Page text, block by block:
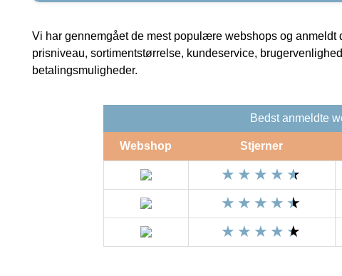
Vi har gennemgået de mest populære webshops og anmeldt
prisniveau, sortimentstørrelse, kundeservice,
betalingsmuligheder.
Bedst anmeldte
Webshop Stjerner